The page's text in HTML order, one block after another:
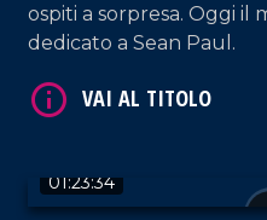
ospiti a sorpresa. Oggi il
dedicato a Sean Paul.
01:23:34